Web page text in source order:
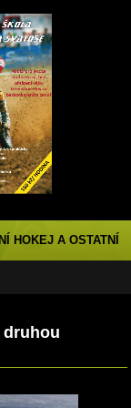
druhou
HOKEJ A OSTATNÍ